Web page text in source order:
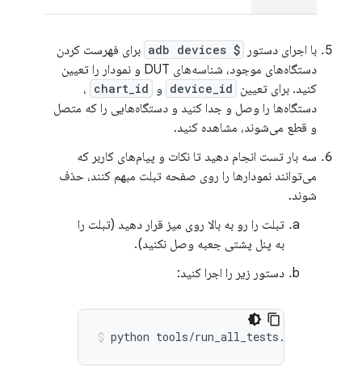
با اجرای دستور $ adb devices
برای فهرست کردن
دستگاه‌های موجود، شناسه‌های DUT و نمودار را تعیین
کنید. برای تعیین device_id و chart_id ،
دستگاه‌ها را وصل و جدا کنید و دستگاه‌هایی را که متصل
و قطع می‌شوند، مشاهده کنید.
سه بار تست انجام دهید تا نکات و پیام‌های کاربر که
می‌توانند نمودارها را روی صفحه تبلت مبهم کنند، حذف
شوند.
تبلت را رو به بالا روی میز قرار دهید (تبلت را
به پنل پشتی جعبه وصل نکنید).
دستور زیر را اجرا کنید: